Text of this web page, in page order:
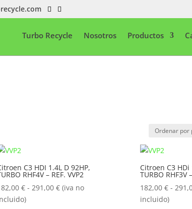
Turbo Recycle Nosotros Productos
C3 HDI 1.4L D 92HP,
RHF4V – REF. VVP2
€ - 291,00 €Rango
(iva no
Citroen C3 HDi
TURBO RHF3V
182,00 € -
incluido)